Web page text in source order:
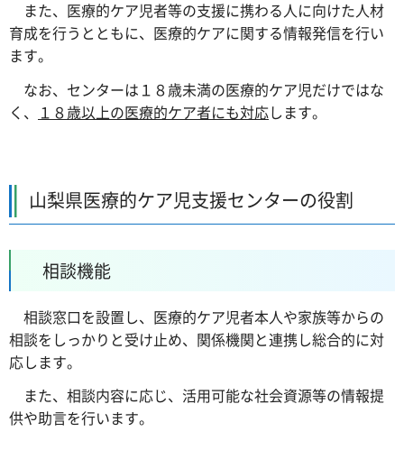
また、医療的ケア児者等の支援に携わる人に向けた人材
育成を行うとともに、医療的ケアに関する情報発信を行い
ます。
なお、センターは１８歳未満の医療的ケア児だけではな
く、
１８歳以上の医療的ケア者にも対応します。
山梨県医療的ケア児支援センターの役割
相談機能
相談窓口を設置し、医療的ケア児者本人や家族等からの
相談をしっかりと受け止め、関係機関と連携し総合的に対
応します。
また、相談内容に応じ、活用可能な社会資源等の情報提
供や助言を行います。